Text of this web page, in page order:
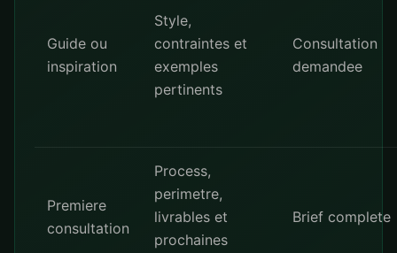
Guide ou
inspiration
Style,
contraintes et
exemples
pertinents
Consultation
demandee
Premiere
consultation
Process,
perimetre,
livrables et
prochaines
Brief complete